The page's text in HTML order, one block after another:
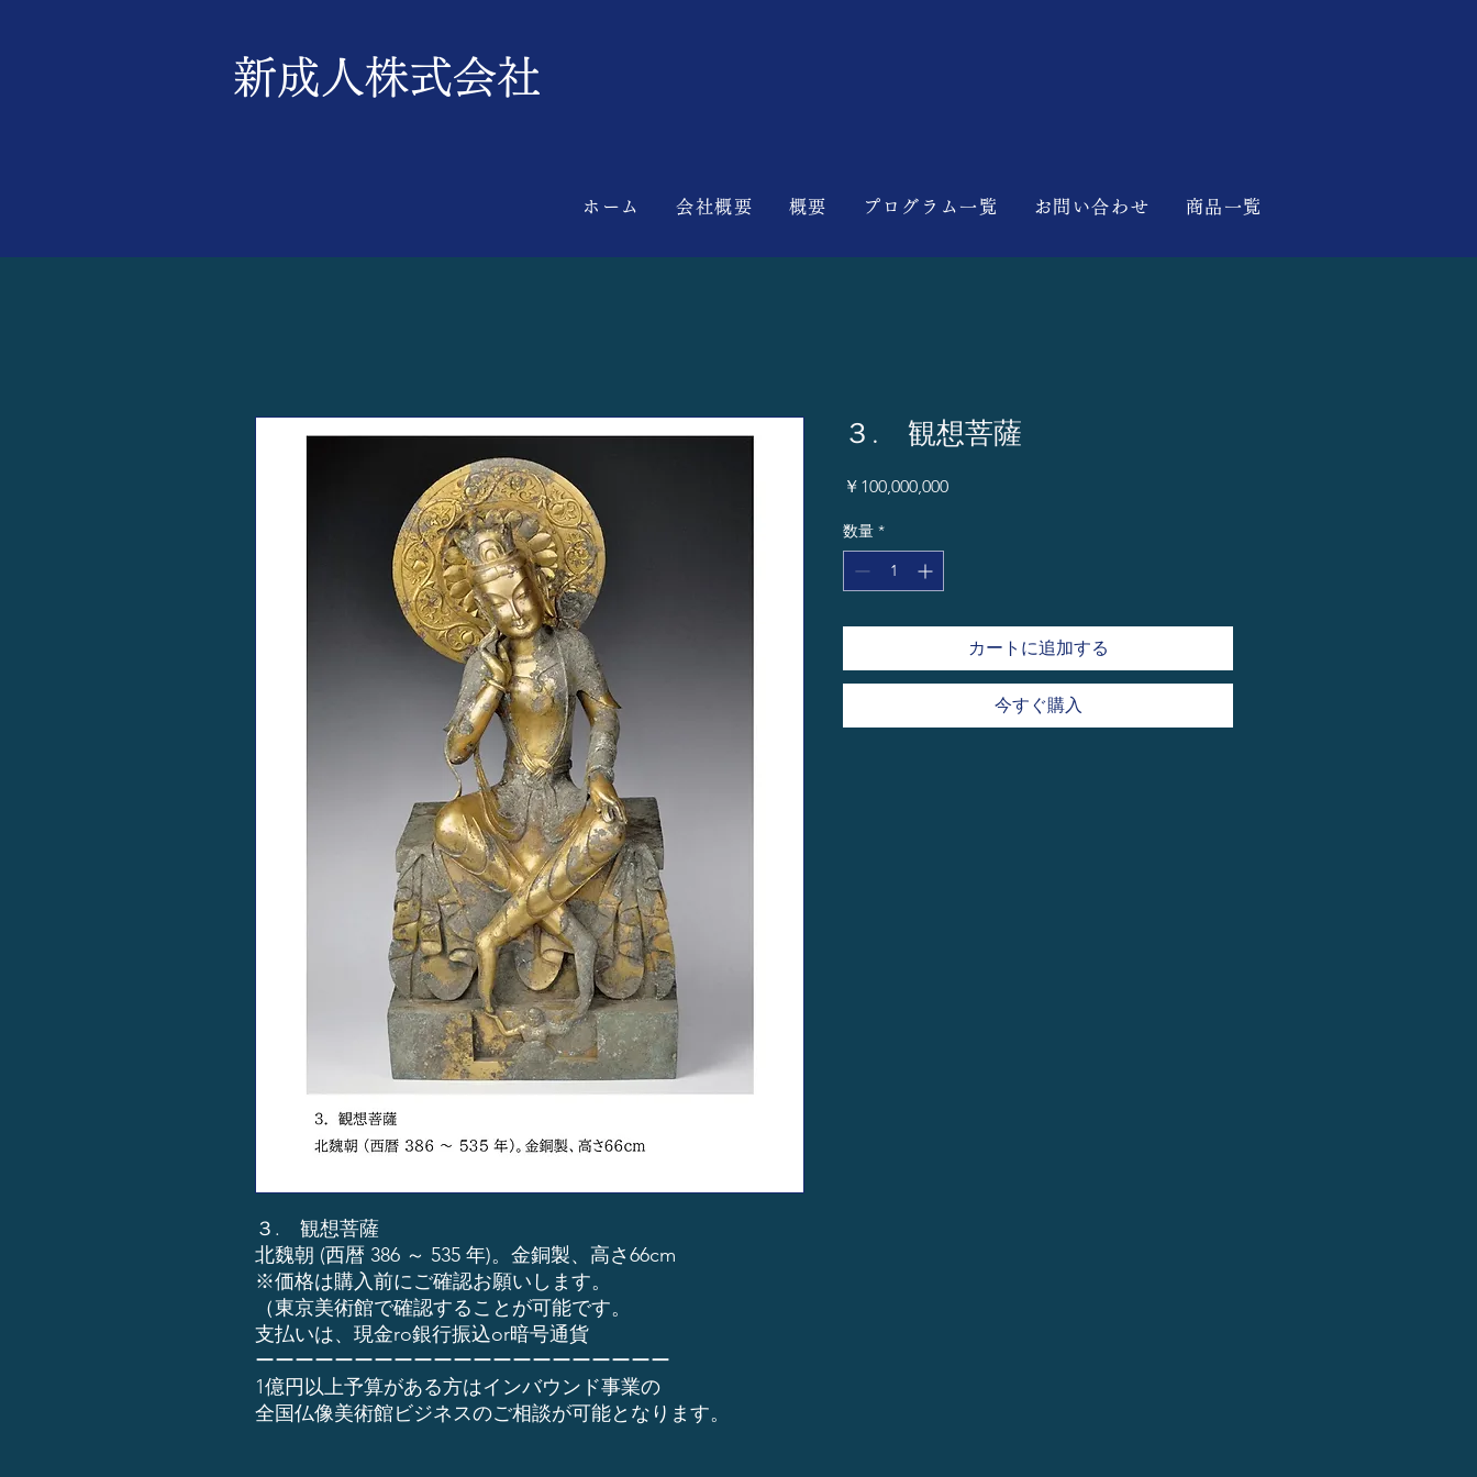
新成人株式会社
ホーム 会社概要 概要 プログラム一覧 お問い合わせ 商品一覧
３. 観想菩薩
北魏朝 (西暦 386 ～ 535 年)。金銅製、高さ66cm
※価格は購入前にご確認お願いします。
（東京美術館で確認することが可能です。
支払いは、現金ro銀行振込or暗号通貨
ーーーーーーーーーーーーーーーーーーーーー
1億円以上予算がある方はインバウンド事業の
全国仏像美術館ビジネスのご相談が可能となります。
３. 観想菩薩
￥100,000,000価
数量 *
カートに追加する
今すぐ購入